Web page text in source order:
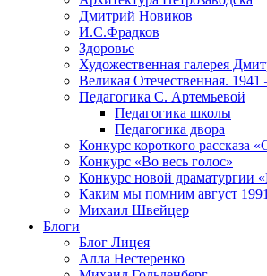
Дмитрий Новиков
И.С.Фрадков
Здоровье
Художественная галерея
Великая Отечественная.
Педагогика С. Артемьевой
Педагогика школы
Педагогика двора
Конкурс короткого рассказа
Конкурс «Во весь голос»
Конкурс новой драматургии
Каким мы помним август
Михаил Швейцер
Блоги
Блог Лицея
Алла Нестеренко